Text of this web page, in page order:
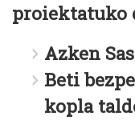
proiektatuko
Azken
Beti
kopla